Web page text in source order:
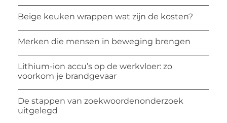
Beige keuken wrappen wat zijn de kosten?
Merken die mensen in beweging brengen
Lithium-ion accu’s op de werkvloer: zo
voorkom je brandgevaar
De stappen van zoekwoordenonderzoek
uitgelegd